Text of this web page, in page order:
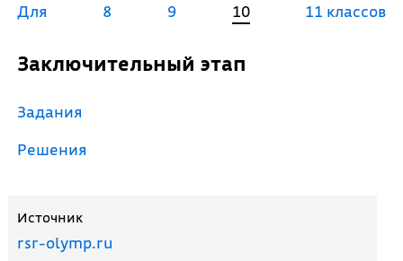
Для 8 9 10 11 классов
Заключительный этап
Задания
Решения
Источник
rsr-olymp.ru